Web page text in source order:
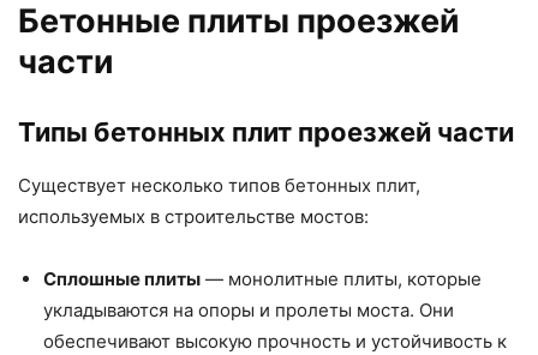
Бетонные плиты проезжей
части
Типы бетонных плит проезжей части
Существует несколько типов бетонных плит,
используемых в строительстве мостов:
Сплошные плиты — монолитные плиты, которые
укладываются на опоры и пролеты моста. Они
обеспечивают высокую прочность и устойчивость к